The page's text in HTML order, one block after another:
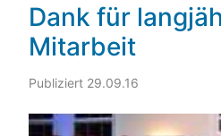
Dank für
Mitarbeit
Publiziert 29.09.16